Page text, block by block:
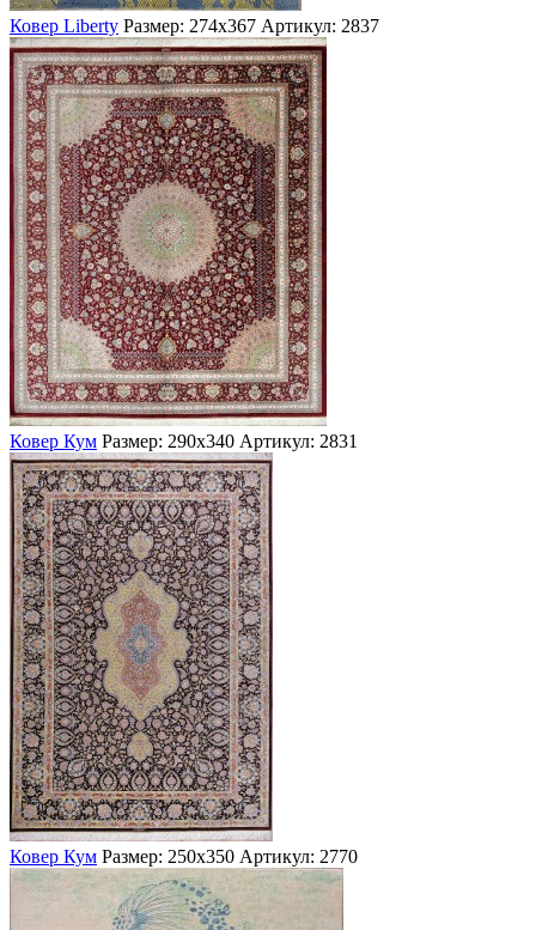
Ковер Liberty Размер: 274х367 Артикул: 2837
Ковер Кум Размер: 290х340 Артикул: 2831
Ковер Кум Размер: 250х350 Артикул: 2770